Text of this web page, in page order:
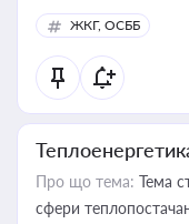
ЖКГ, ОСББ
Про що тема: Тема
сфери